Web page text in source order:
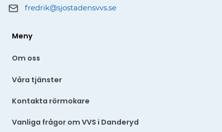
fredrik@sjostadensvvs.se
Meny
Om oss
Våra tjänster
Kontakta rörmokare
Vanliga frågor om VVS i Danderyd